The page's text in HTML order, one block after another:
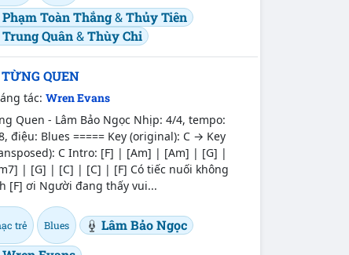
Phạm Toàn Thắng&Thủy Tiên
Trung Quân&Thùy Chi
TỪNG QUEN
tác:Wren Evans
Quen - Lâm Bảo Ngọc Nhịp: 4/4, tempo:
điệu: Blues ===== Key (original): C → Key
C Intro: [F] | [Am] | [Am] | [G] |
| [G] | [C] | [C] | [F] Có tiếc nuối không
[F] ơi Người đang thấy vui...
trẻ Blues
Lâm Bảo Ngọc